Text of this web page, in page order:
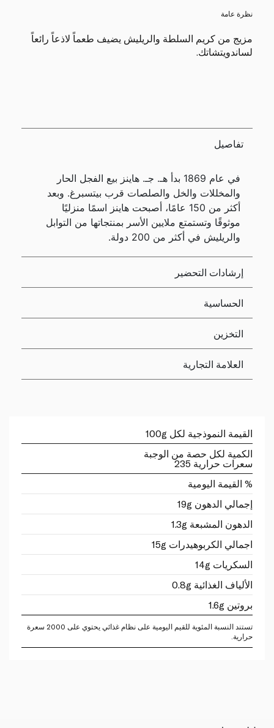
نظرة عامة
مزيج من كريم السلطة والريليش يضيف طعماً لاذعاً رائعاً
لساندويتشاتك.
تفاصيل
في عام 1869 بدأ هـ. جـ. هاينز بيع الفجل الحار
والمخللات والخل والصلصات قرب بيتسبرغ. وبعد
أكثر من 150 عامًا، أصبحت هاينز اسمًا منزليًا
موثوقًا وتستمتع ملايين الأسر بمنتجاتها من التوابل
والريليش في أكثر من 200 دولة.
إرشادات التحضير
الحساسية
التخزين
العلامة التجارية
القيمة النموذجية لكل 100g
الكمية لكل حصة من الوجبة
سعرات حرارية 235
% القيمة اليومية
إجمالي الدهون 19g
الدهون المشبعة 1.3g
اجمالي الكربوهيدرات 15g
السكريات 14g
الألياف الغذائية 0.8g
بروتين 1.6g
تستند النسبة المئوية للقيم اليومية على نظام غذائي يحتوي على 2000 سعرة
حرارية.